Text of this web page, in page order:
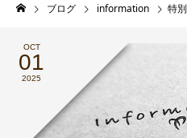
ブログ information 特
OCT
01
2025